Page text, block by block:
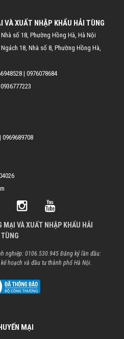
VÀ XUẤT NHẬP KHẨU HẢI TÙNG
số 18, Phường Hồng Hà, Hà Nội
18, Nhà số 8, Phường Hồng Hà,
| 0976078684
0936777223
| 0969689708
MẠI VÀ XUẤT NHẬP KHẨU HẢI
TÙNG
nghiệp: 0106.530.945 Đăng ký lần đầu:
hoạch và đầu tư thành phố Hà Nội.
MẠI